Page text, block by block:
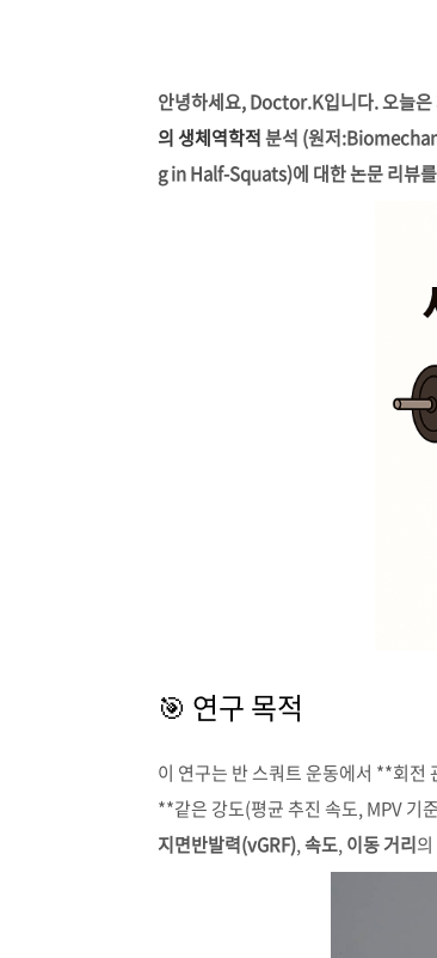
안녕하세요, Doctor.K입니다.오늘은
의생체역학적분석 (원저
ginHalf-Squats)에 대한 논문 리뷰
🎯 연구목적
이 연구는 반스쿼트운동에서 **회전
**같은 강도(평균추진 속도, MPV기
지면반발력(vGRF),속도, 이동거리의